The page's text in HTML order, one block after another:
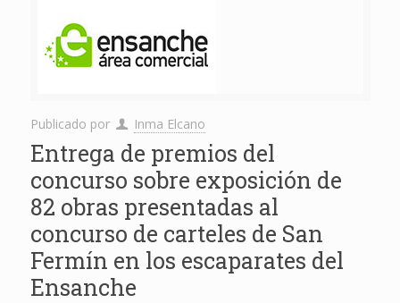
Publicado por Inma Elcano
Entrega de premios del
concurso sobre exposición de
82 obras presentadas al
concurso de carteles de San
Fermín en los escaparates del
Ensanche